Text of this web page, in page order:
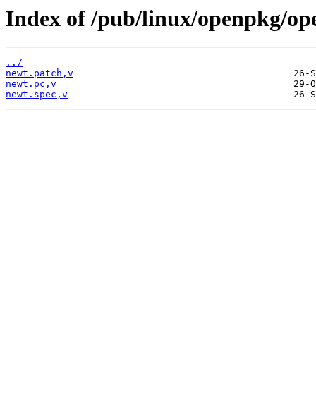
Index of /pub/linux/openpkg/
../
newt.patch,v
newt.pc,v
newt.spec,v